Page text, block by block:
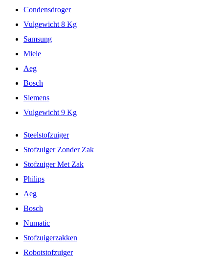
Condensdroger
Vulgewicht 8 Kg
Samsung
Miele
Aeg
Bosch
Siemens
Vulgewicht 9 Kg
Steelstofzuiger
Stofzuiger Zonder Zak
Stofzuiger Met Zak
Philips
Aeg
Bosch
Numatic
Stofzuigerzakken
Robotstofzuiger